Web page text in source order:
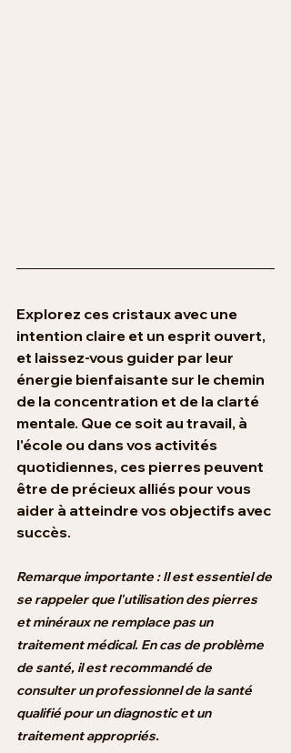
Explorez ces cristaux avec une
intention claire et un esprit ouvert,
et laissez-vous guider par leur
énergie bienfaisante sur le chemin
de la concentration et de la clarté
mentale. Que ce soit au travail, à
l'école ou dans vos activités
quotidiennes, ces pierres peuvent
être de précieux alliés pour vous
aider à atteindre vos objectifs avec
succès.
Remarque importante : Il est essentiel de
se rappeler que l'utilisation des pierres
et minéraux ne remplace pas un
traitement médical. En cas de problème
de santé, il est recommandé de
consulter un professionnel de la santé
qualifié pour un diagnostic et un
traitement appropriés.